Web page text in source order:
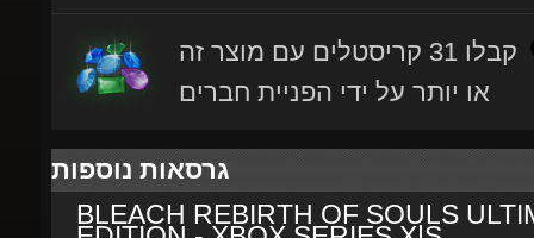
או יותר על ידי הפניית חברים
BLEACH REBIRTH OF SOULS
EDITION - XBOX SERIES X|S
Xbox Live